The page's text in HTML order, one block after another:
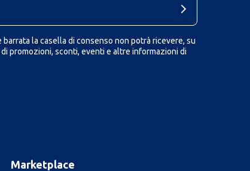
la casella di consenso non potrà ricevere, su
promozioni, sconti, eventi e altre informazioni di
Marketplace